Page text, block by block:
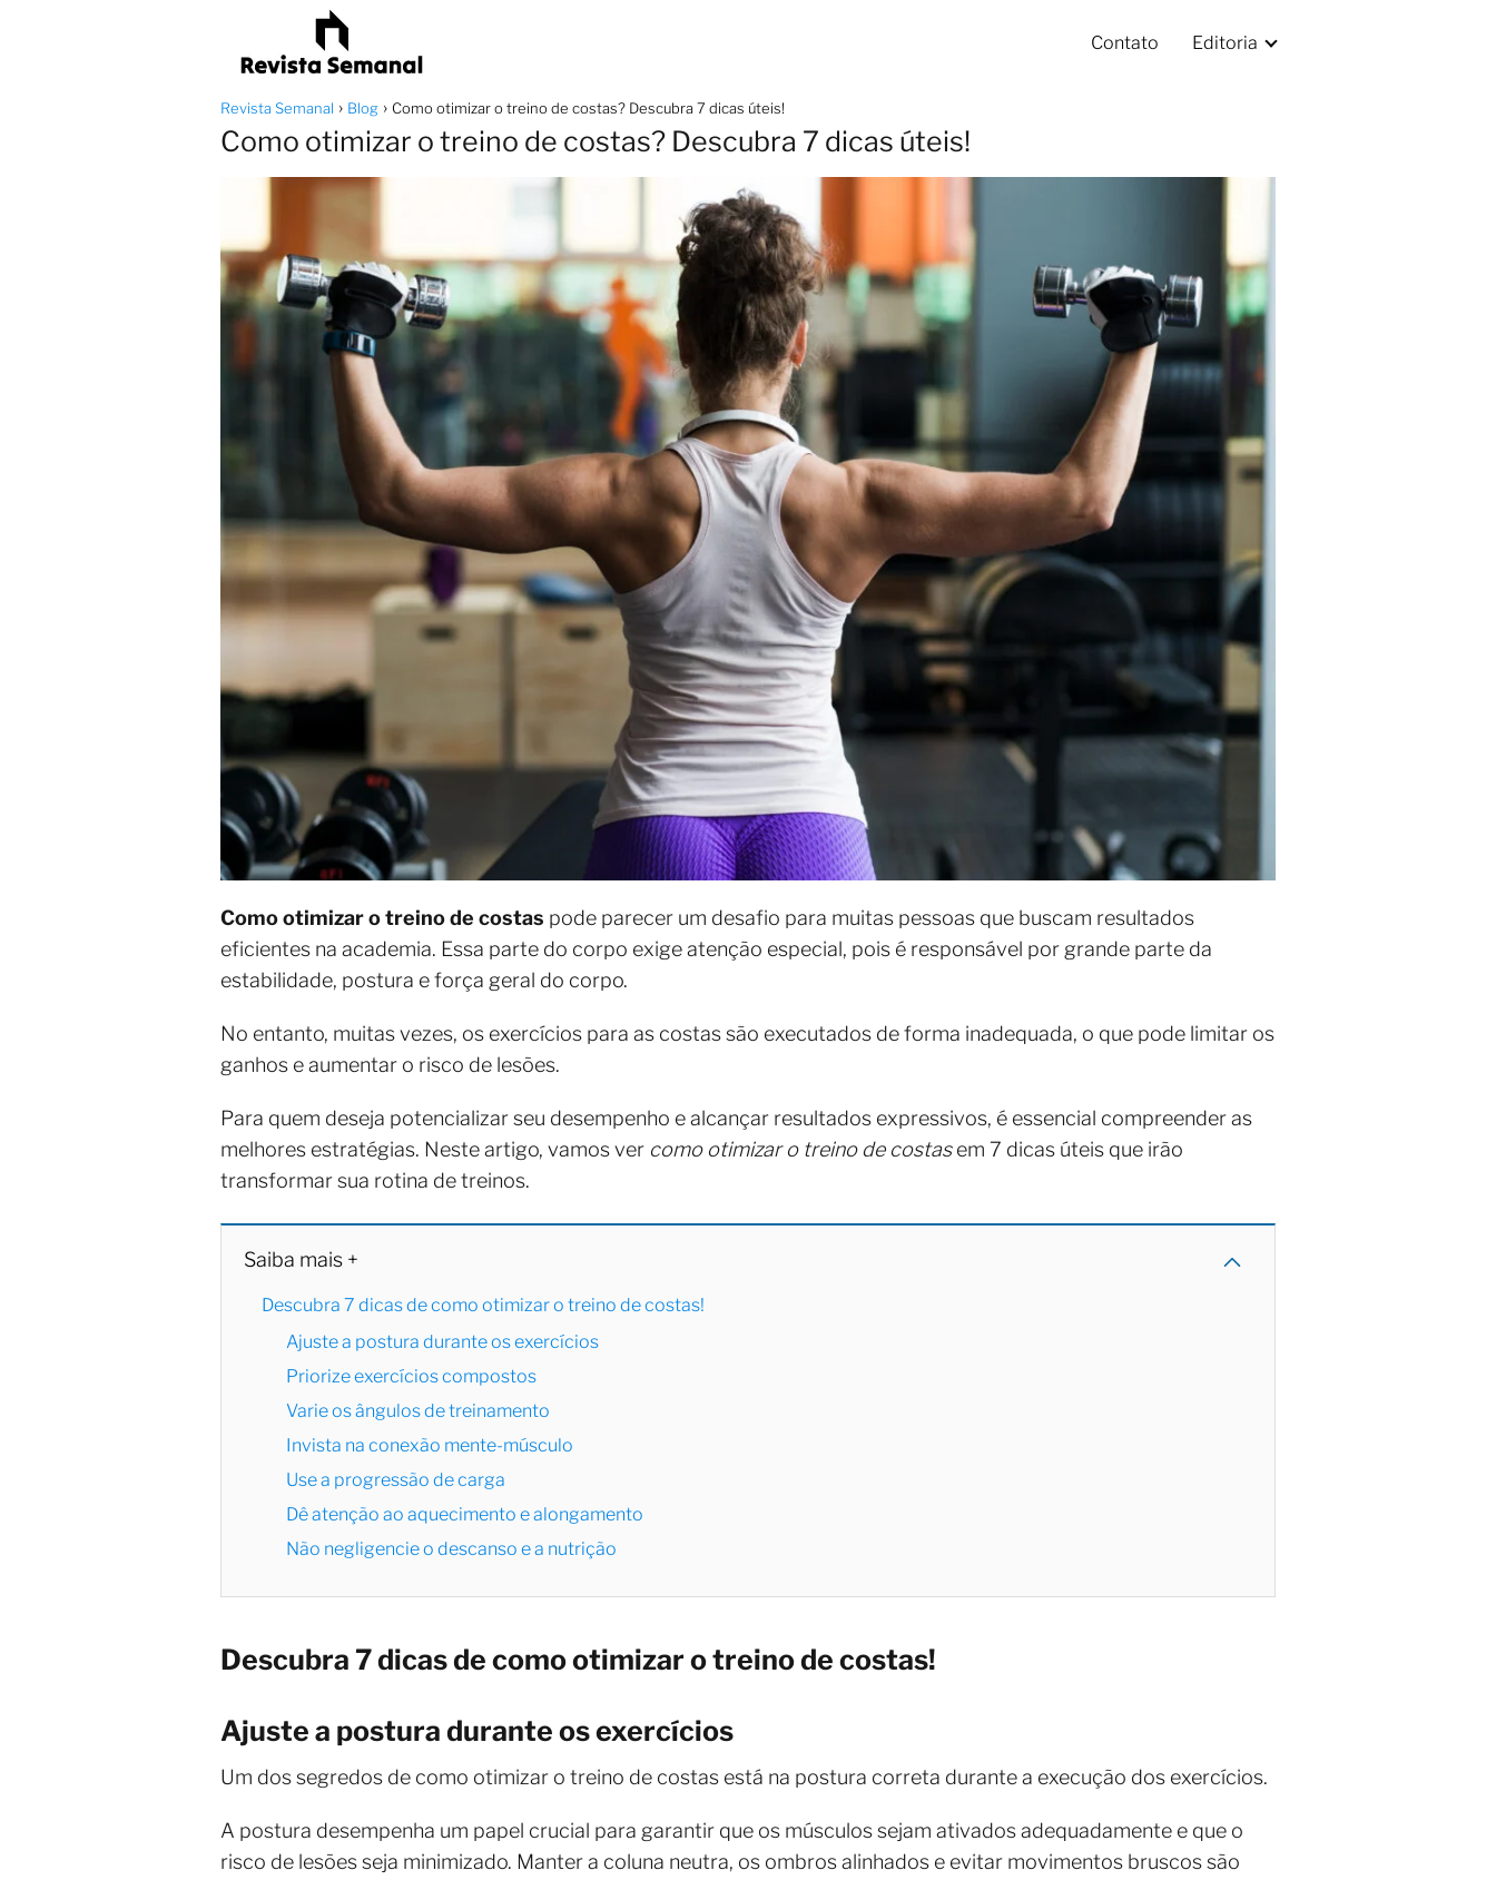
Contato Editoria
Revista Semanal Blog Como otimizar o treino de costas? Descubra 7 dicas úteis!
Como otimizar o treino de costas? Descubra 7 dicas úteis!
Como otimizar o treino de costas pode parecer um desafio para muitas pessoas que buscam resultados
eficientes na academia. Essa parte do corpo exige atenção especial, pois é responsável por grande parte da
estabilidade, postura e força geral do corpo.
No entanto, muitas vezes, os exercícios para as costas são executados de forma inadequada, o que pode limitar os
ganhos e aumentar o risco de lesões.
Para quem deseja potencializar seu desempenho e alcançar resultados expressivos, é essencial compreender as
melhores estratégias. Neste artigo, vamos ver como otimizar o treino de costasem 7 dicas úteis que irão
transformar sua rotina de treinos.
Saiba mais +
Descubra 7 dicas de como otimizar o treino de costas!
Ajuste a postura durante os exercícios
Priorize exercícios compostos
Varie os ângulos de treinamento
Invista na conexão mente-músculo
Use a progressão de carga
Dê atenção ao aquecimento e alongamento
Não negligencie o descanso e a nutrição
Descubra 7 dicas de como otimizar o treino de costas!
Ajuste a postura durante os exercícios
Um dos segredos de como otimizar o treino de costas está na postura correta durante a execução dos exercícios.
A postura desempenha um papel crucial para garantir que os músculos sejam ativados adequadamente e que o
risco de lesões seja minimizado. Manter a coluna neutra, os ombros alinhados e evitar movimentos bruscos são